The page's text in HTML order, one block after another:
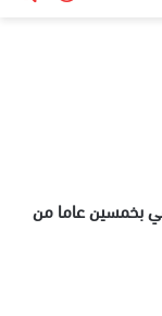
بخمسين عاما من